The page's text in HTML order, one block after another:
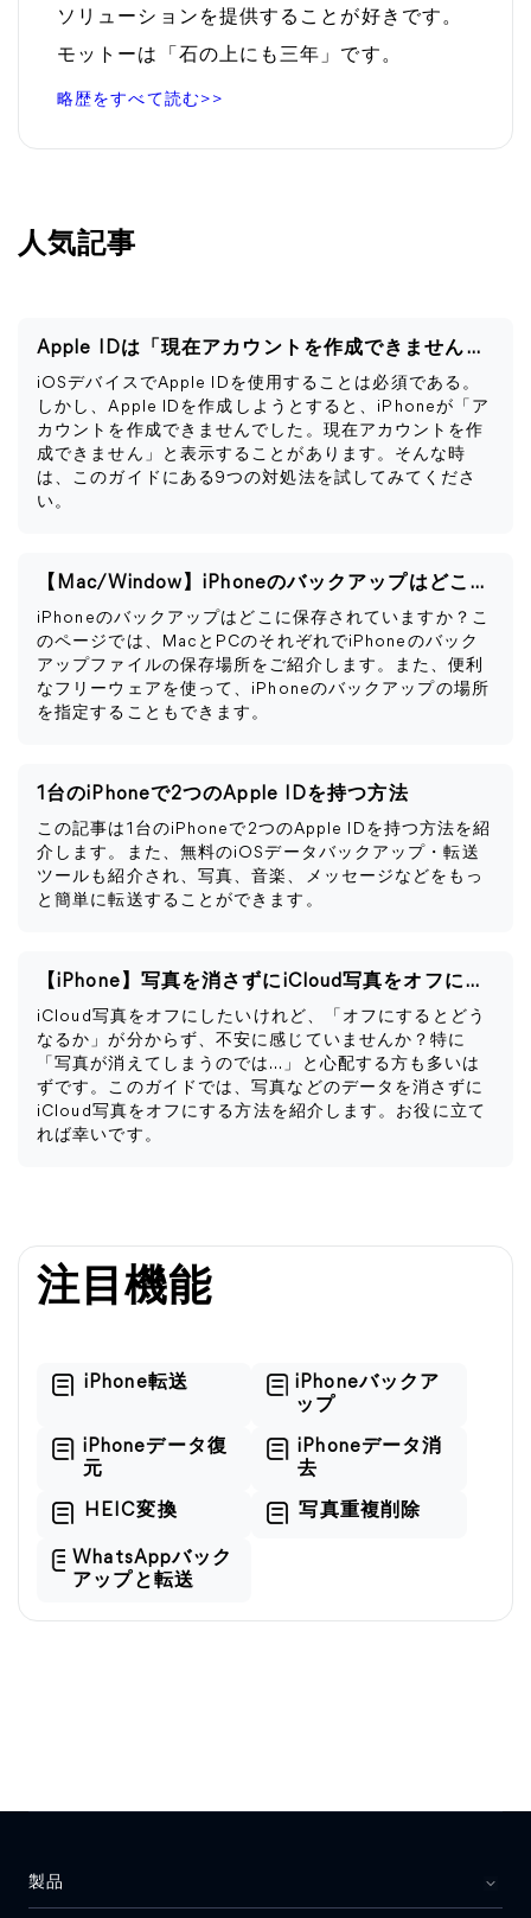
ソリューションを提供することが好きです。
モットーは「石の上にも三年」です。
略歴をすべて読む>>
人気記事
Apple IDは「現在アカウントを作成できません」と表示される
iOSデバイスでApple IDを使用することは必須である。
しかし、Apple IDを作成しようとすると、iPhoneが「ア
カウントを作成できませんでした。現在アカウントを作
成できません」と表示することがあります。そんな時
は、このガイドにある9つの対処法を試してみてくださ
い。
【Mac/Window】iPhoneのバックアップはどこに保存される？
iPhoneのバックアップはどこに保存されていますか？こ
のページでは、MacとPCのそれぞれでiPhoneのバック
アップファイルの保存場所をご紹介します。また、便利
なフリーウェアを使って、iPhoneのバックアップの場所
を指定することもできます。
1台のiPhoneで2つのApple IDを持つ方法
この記事は1台のiPhoneで2つのApple IDを持つ方法を紹
介します。また、無料のiOSデータバックアップ・転送
ツールも紹介され、写真、音楽、メッセージなどをもっ
と簡単に転送することができます。
【iPhone】写真を消さずにiCloud写真をオフにする方法
iCloud写真をオフにしたいけれど、「オフにするとどう
なるか」が分からず、不安に感じていませんか？特に
「写真が消えてしまうのでは…」と心配する方も多いは
ずです。このガイドでは、写真などのデータを消さずに
iCloud写真をオフにする方法を紹介します。お役に立て
れば幸いです。
注目機能
iPhone転送
iPhoneバックア
ップ
iPhoneデータ復
元
iPhoneデータ消
去
HEIC変換 写真重複削除
WhatsAppバック
アップと転送
製品